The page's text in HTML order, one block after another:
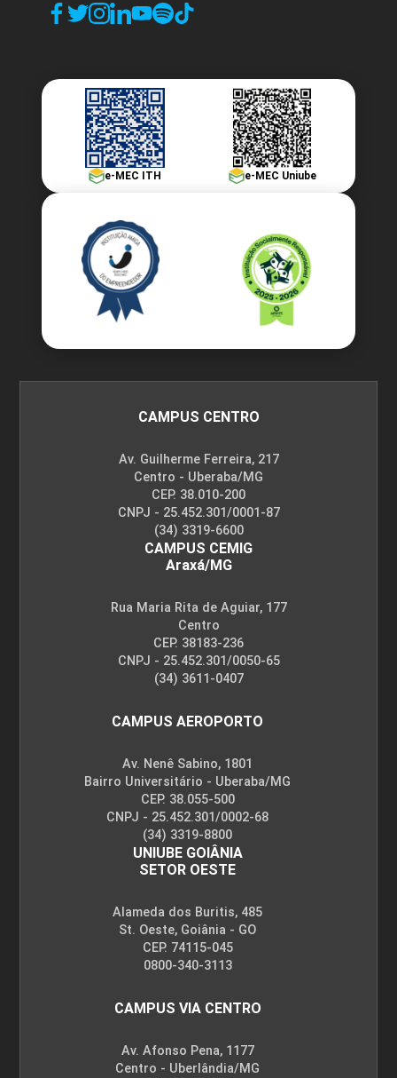
e-MEC ITH e-MEC Uniube
CAMPUS CENTRO
Av. Guilherme Ferreira, 217
Centro - Uberaba/MG
CEP. 38.010-200
CNPJ - 25.452.301/0001-87
(34) 3319-6600
CAMPUS CEMIG
Araxá/MG
Rua Maria Rita de Aguiar, 177
Centro
CEP. 38183-236
CNPJ - 25.452.301/0050-65
(34) 3611-0407
CAMPUS AEROPORTO
Av. Nenê Sabino, 1801
Bairro Universitário - Uberaba/MG
CEP. 38.055-500
CNPJ - 25.452.301/0002-68
(34) 3319-8800
UNIUBE GOIÂNIA
SETOR OESTE
Alameda dos Buritis, 485
St. Oeste, Goiânia - GO
CEP. 74115-045
0800-340-3113
CAMPUS VIA CENTRO
Av. Afonso Pena, 1177
Centro - Uberlândia/MG